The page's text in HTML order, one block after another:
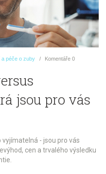
péče o zuby Komentáře 0
jsou pro vás
- jsou pro vás
cen a trvalého výsledku